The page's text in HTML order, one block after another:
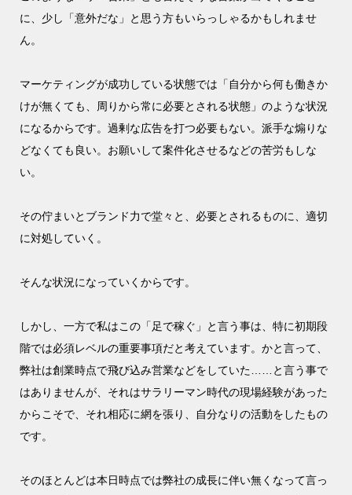
に、少し「意外だな」と思う方もいらっしゃるかもしれませ
ん。
マーケティングが成功している状態では「自分から何も働きか
けが無くても、周りから常に必要とされる状態」のような状況
になるからです。過剰な広告を打つ必要もない。派手な煽りな
どなくても良い。お願いして案件化させるなどの苦労もしな
い。
その佇まいとブランド力で堂々と、必要とされるものに、適切
に対処していく。
そんな状況になっていくからです。
しかし、一方で私はこの「足で稼ぐ」と言う事は、特に初期段
階では必須レベルの重要事項だと考えています。かと言って、
弊社は創業時点で飛び込み営業などをしていた……と言う事で
はありませんが、それはサラリーマン時代の現場経験があった
からこそで、それ相応に網を張り、自分なりの活動をしたもの
です。
そのほとんどは本日時点では弊社の成長に伴い無くなって言っ